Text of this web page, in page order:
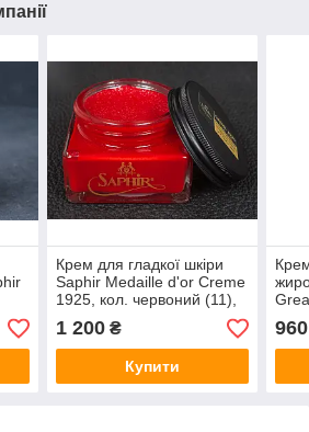
Крем для гладкої шкіри
Saphir Medaille d'or Creme
1925, кол. червоний (11),
75 мл
1 200₴
Купити
960